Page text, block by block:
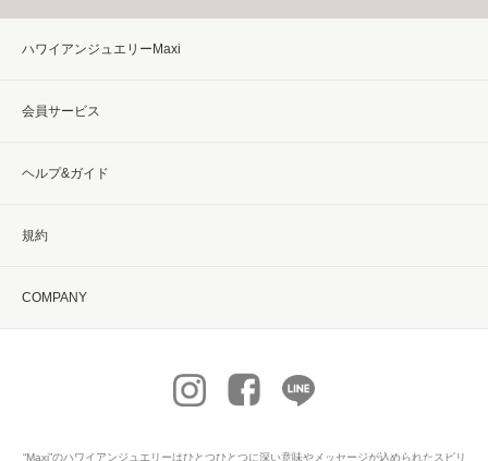
ハワイアンジュエリーMaxi
会員サービス
ヘルプ&ガイド
規約
COMPANY
“Maxi”のハワイアンジュエリーはひとつひとつに深い意味やメッセージが込められたスピリ